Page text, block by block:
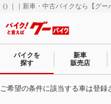
() ｜｜新車・中古バイクなら【グー
バイクを
探す
新車
販売店
ご希望の条件に該当する車は登録